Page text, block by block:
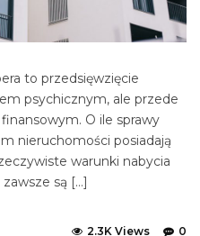
to przedsięwzięcie
psychicznym, ale przede
O ile sprawy
nieruchomości posiadają
warunki nabycia
są […]
0
2.3K Views